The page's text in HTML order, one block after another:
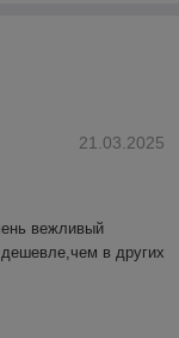
21.03.2025
вежливый
дешевле,чем в других